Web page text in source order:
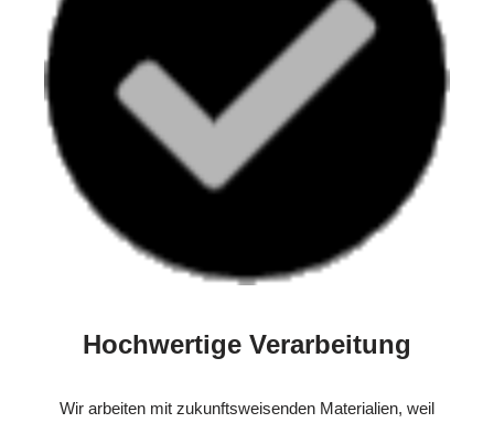
Hochwertige Verarbeitung
Wir arbeiten mit zukunftsweisenden Materialien, weil